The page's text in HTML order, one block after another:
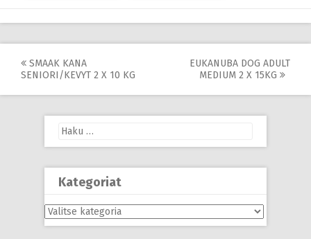
Post
navigation
SMAAK KANA
SENIORI/KEVYT 2 X 10 KG
EUKANUBA DOG ADULT
MEDIUM 2 X 15KG
Haku:
Kategoriat
Kategoriat